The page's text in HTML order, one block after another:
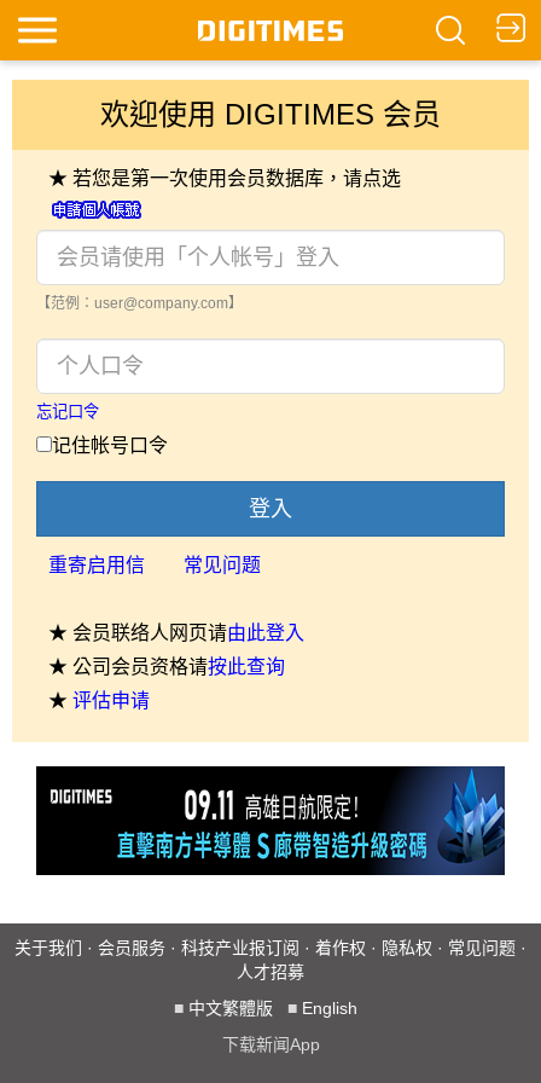
欢迎使用 DIGITIMES 会员
★ 若您是第一次使用会员数据库，请点选
【范例：user@company.com】
忘记口令
记住帐号口令
登入
重寄启用信 常见问题
★ 会员联络人网页请由此登入
★ 公司会员资格请按此查询
★ 评估申请
关于我们 · 会员服务 · 科技产业报订阅 · 着作权 · 隐私权 · 常见问题 ·
人才招募
■ 中文繁體版 ■ English
下载新闻App